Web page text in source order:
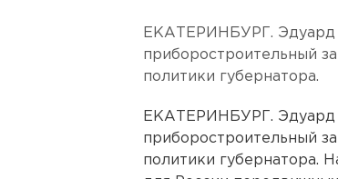
ЕКАТЕРИНБУРГ. Эдуард
приборостроительный
политики губернатора.
ЕКАТЕРИНБУРГ. Эдуард
приборостроительный
политики губернатора.